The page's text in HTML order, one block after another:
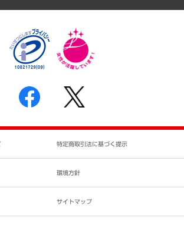
本方針
示等の請求の手続きについて
特定商取引法に基づく提示
環境方針
サイトマップ